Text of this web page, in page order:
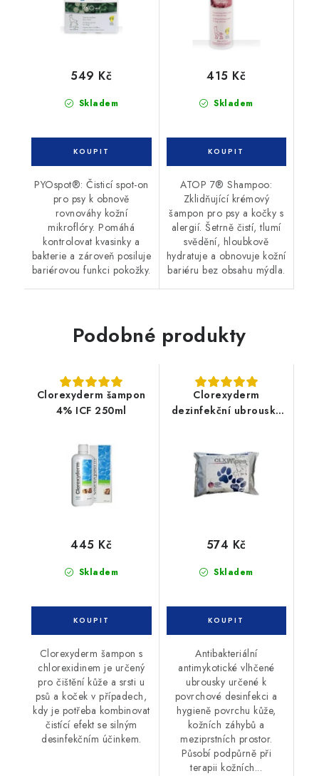
Skladem
549 Kč
PYOspot®: Čisticí spot-on
pro psy k obnově
rovnováhy kožní
mikroflóry. Pomáhá
kontrolovat kvasinky a
bakterie a zároveň posiluje
bariérovou funkci pokožky.
Skladem
415 Kč
ATOP 7® Shampoo:
Zklidňující krémový
šampon pro psy a kočky s
alergií. Šetrně čistí, tlumí
svědění, hloubkově
hydratuje a obnovuje kožní
bariéru bez obsahu mýdla.
Podobné produkty
Clorexyderm šampon
4% ICF 250ml
Skladem
445 Kč
Clorexyderm šampon s
chlorexidinem je určený
pro čištění kůže a srsti u
psů a koček v případech,
kdy je potřeba kombinovat
čistící efekt se silným
desinfekčním účinkem.
Clorexyderm
dezinfekční ubrousky
Skladem
574 Kč
Antibakteriální
antimykotické vlhčené
ubrousky určené k
povrchové desinfekci a
hygieně povrchu kůže,
kožních záhybů a
meziprstních prostor.
Působí podpůrně při
terapii kožních...